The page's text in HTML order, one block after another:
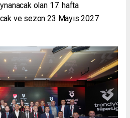
olan 17. hafta
ve sezon 23 Mayıs 2027